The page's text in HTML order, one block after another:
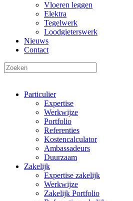
Vloeren leggen
Elektra
Tegelwerk
Loodgieterswerk
Nieuws
Contact
Particulier
Expertise
Werkwijze
Portfolio
Referenties
Kostencalculator
Ambassadeurs
Duurzaam
Zakelijk
Expertise zakelijk
Werkwijze
Zakelijk Portfolio